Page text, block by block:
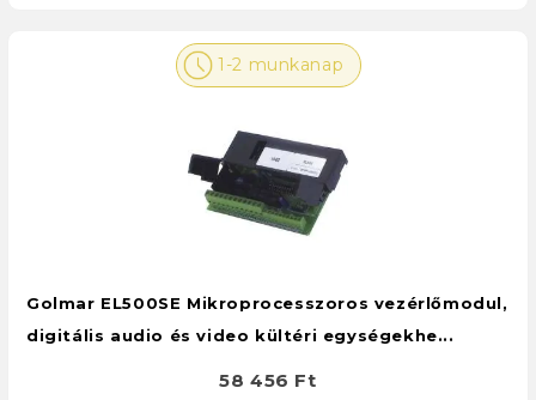
1-2 munkanap
Golmar EL500SE Mikroprocesszoros vezérlőmodul,
digitális audio és video kültéri egységekhe...
58 456 Ft